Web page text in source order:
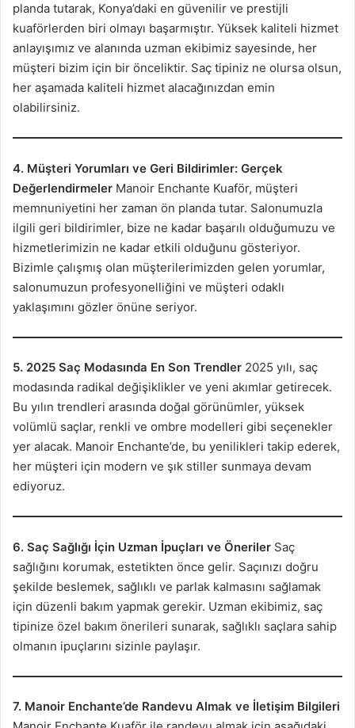
planda tutarak, Konya’daki en güvenilir ve prestijli
kuaförlerden biri olmayı başarmıştır. Yüksek kaliteli hizmet
anlayışımız ve alanında uzman ekibimiz sayesinde, her
müşteri bizim için bir önceliktir. Saç tipiniz ne olursa olsun,
her aşamada kaliteli hizmet alacağınızdan emin
olabilirsiniz.
4. Müşteri Yorumları ve Geri Bildirimler: Gerçek
Değerlendirmeler Manoir Enchante Kuaför, müşteri
memnuniyetini her zaman ön planda tutar. Salonumuzla
ilgili geri bildirimler, bize ne kadar başarılı olduğumuzu ve
hizmetlerimizin ne kadar etkili olduğunu gösteriyor.
Bizimle çalışmış olan müşterilerimizden gelen yorumlar,
salonumuzun profesyonelliğini ve müşteri odaklı
yaklaşımını gözler önüne seriyor.
5. 2025 Saç Modasında En Son Trendler 2025 yılı, saç
modasında radikal değişiklikler ve yeni akımlar getirecek.
Bu yılın trendleri arasında doğal görünümler, yüksek
volümlü saçlar, renkli ve ombre modelleri gibi seçenekler
yer alacak. Manoir Enchante’de, bu yenilikleri takip ederek,
her müşteri için modern ve şık stiller sunmaya devam
ediyoruz.
6. Saç Sağlığı İçin Uzman İpuçları ve Öneriler Saç
sağlığını korumak, estetikten önce gelir. Saçınızı doğru
şekilde beslemek, sağlıklı ve parlak kalmasını sağlamak
için düzenli bakım yapmak gerekir. Uzman ekibimiz, saç
tipinize özel bakım önerileri sunarak, sağlıklı saçlara sahip
olmanın ipuçlarını sizinle paylaşır.
7. Manoir Enchante’de Randevu Almak ve İletişim Bilgileri